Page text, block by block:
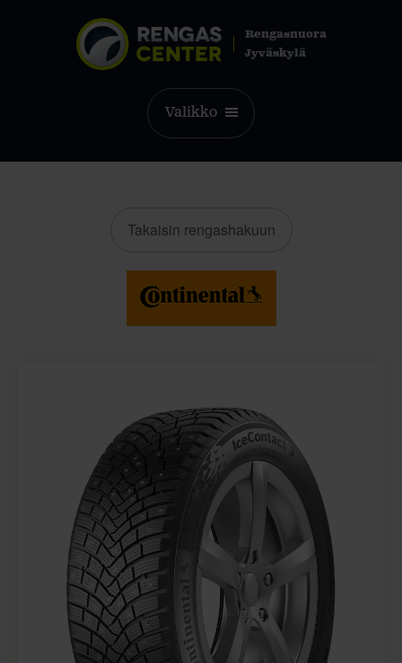
Rengasnuora
Jyväskylä
Valikko
Takaisin rengashakuun